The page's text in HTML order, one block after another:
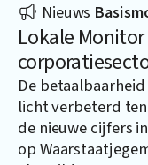
Nieuws
Lokale
De
licht verbeterd
de nieuwe cijfers
op